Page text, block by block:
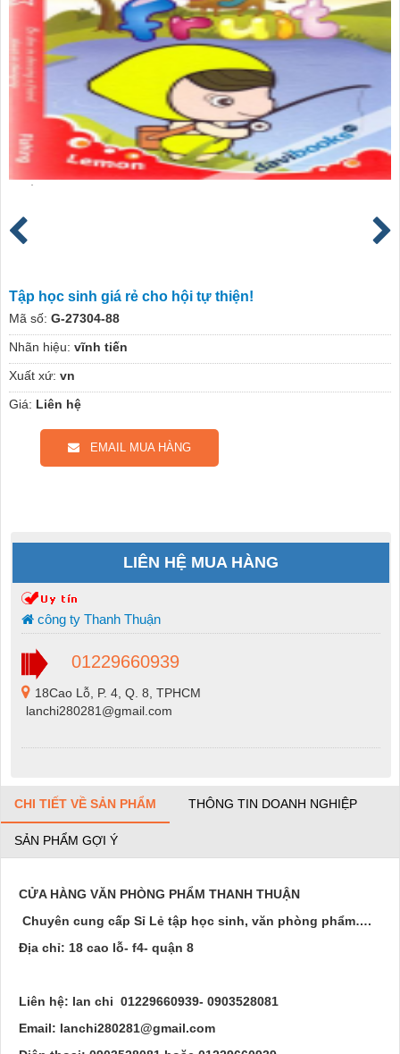
Tập học sinh giá rẻ cho hội tự thiện!
Mã số: G-27304-88
Nhãn hiệu: vĩnh tiến
Xuất xứ: vn
Giá: Liên hệ
EMAIL MUA HÀNG
LIÊN HỆ MUA HÀNG
công ty Thanh Thuận
01229660939
18Cao Lỗ, P. 4, Q. 8, TPHCM
lanchi280281@gmail.com
CHI TIẾT VỀ SẢN PHẨM THÔNG TIN DOANH NGHIỆP
SẢN PHẨM GỢI Ý
CỬA HÀNG VĂN PHÒNG PHẨM THANH THUẬN
Chuyên cung cấp Sỉ Lẻ tập học sinh, văn phòng phẩm….
Địa chỉ: 18 cao lỗ- f4- quận 8
Liên hệ: lan chi 01229660939- 0903528081
Email: lanchi280281@gmail.com